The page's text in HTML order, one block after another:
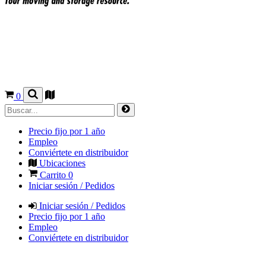
0
Precio fijo por 1 año
Empleo
Conviértete en distribuidor
Ubicaciones
Carrito 0
Iniciar sesión / Pedidos
Iniciar sesión / Pedidos
Precio fijo por 1 año
Empleo
Conviértete en distribuidor